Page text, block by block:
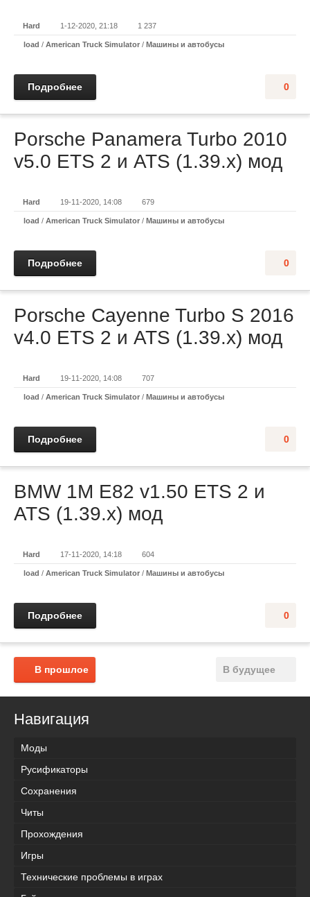
Hard 1-12-2020, 21:18 1 237
load / American Truck Simulator / Машины и автобусы
0
Подробнее
Porsche Panamera Turbo 2010
v5.0 ETS 2 и ATS (1.39.x) мод
Hard 19-11-2020, 14:08 679
load / American Truck Simulator / Машины и автобусы
0
Подробнее
Porsche Cayenne Turbo S 2016
v4.0 ETS 2 и ATS (1.39.x) мод
Hard 19-11-2020, 14:08 707
load / American Truck Simulator / Машины и автобусы
0
Подробнее
BMW 1M E82 v1.50 ETS 2 и
ATS (1.39.x) мод
Hard 17-11-2020, 14:18 604
load / American Truck Simulator / Машины и автобусы
0
Подробнее
В будущее
В прошлое
Навигация
Моды
Русификаторы
Сохранения
Читы
Прохождения
Игры
Технические проблемы в играх